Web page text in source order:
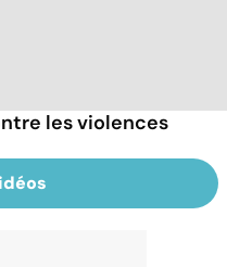
les violences